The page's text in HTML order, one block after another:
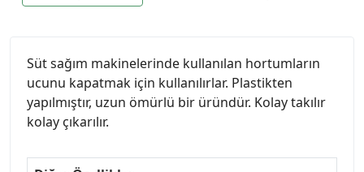
Süt sağım makinelerinde kullanılan hortumların
ucunu kapatmak için kullanılırlar. Plastikten
yapılmıştır, uzun ömürlü bir üründür. Kolay takılır
kolay çıkarılır.